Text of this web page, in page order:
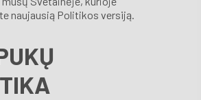
naujausią Politikos versiją.